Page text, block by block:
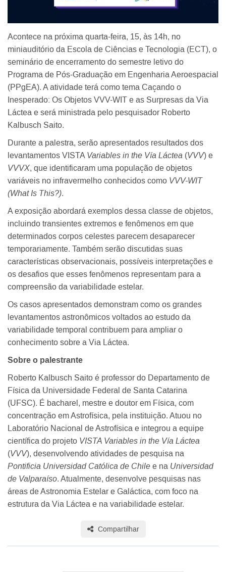
Acontece na próxima quarta-feira, 15, às 14h, no
miniauditório da Escola de Ciências e Tecnologia (ECT), o
seminário de encerramento do semestre letivo do
Programa de Pós-Graduação em Engenharia Aeroespacial
(PPgEA). A atividade terá como tema Caçando o
Inesperado: Os Objetos VVV-WIT e as Surpresas da Via
Láctea e será ministrada pelo pesquisador Roberto
Kalbusch Saito.
Durante a palestra, serão apresentados resultados dos
levantamentos VISTA Variables in the Vía Láctea (VVV) e
VVVX, que identificaram uma população de objetos
variáveis no infravermelho conhecidos como VVV-WIT
(What Is This?).
A exposição abordará exemplos dessa classe de objetos,
incluindo transientes extremos e fenômenos em que
determinados corpos celestes parecem desaparecer
temporariamente. Também serão discutidas suas
características observacionais, possíveis interpretações e
os desafios que esses fenômenos representam para a
compreensão da variabilidade estelar.
Os casos apresentados demonstram como os grandes
levantamentos astronômicos voltados ao estudo da
variabilidade temporal contribuem para ampliar o
conhecimento sobre a Via Láctea.
Sobre o palestrante
Roberto Kalbusch Saito é professor do Departamento de
Física da Universidade Federal de Santa Catarina
(UFSC). É bacharel, mestre e doutor em Física, com
concentração em Astrofísica, pela instituição. Atuou no
Laboratório Nacional de Astrofísica e integrou a equipe
científica do projeto VISTA Variables in the Vía Láctea
(VVV), desenvolvendo atividades de pesquisa na
Pontificia Universidad Católica de Chile e na Universidad
de Valparaíso. Atualmente, desenvolve pesquisas nas
áreas de Astronomia Estelar e Galáctica, com foco na
estrutura da Via Láctea e na variabilidade estelar.
Compartilhar